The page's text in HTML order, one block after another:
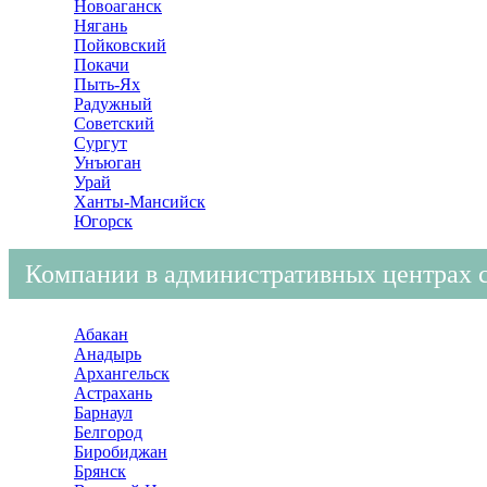
Новоаганск
Нягань
Пойковский
Покачи
Пыть-Ях
Радужный
Советский
Сургут
Унъюган
Урай
Ханты-Мансийск
Югорск
Компании в административных центрах
Абакан
Анадырь
Архангельск
Астрахань
Барнаул
Белгород
Биробиджан
Брянск